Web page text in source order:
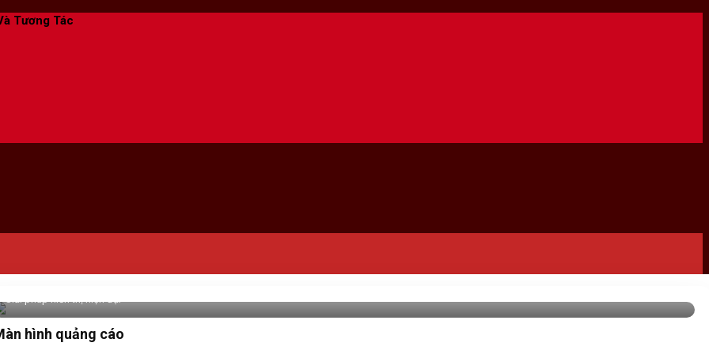
Tương Tác
Giải pháp hiển thị hiện đại
hình quảng cáo